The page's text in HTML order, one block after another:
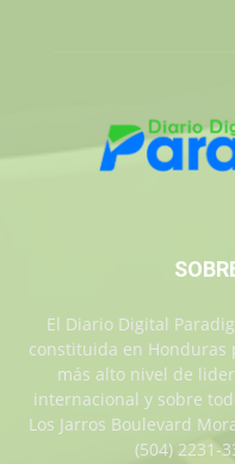
El Diario Digital
constituida en Honduras
más alto nivel de
internacional y sobre
Los Jarros Boulevard
(504) 2231-